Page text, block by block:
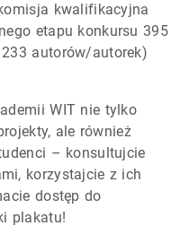
kwalifikacyjna
etapu konkursu 395
autorów/autorek)
WIT nie tylko
ale również
– konsultujcie
korzystajcie z ich
dostęp do
plakatu!